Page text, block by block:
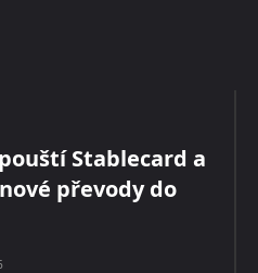
Stablecard a
převody do